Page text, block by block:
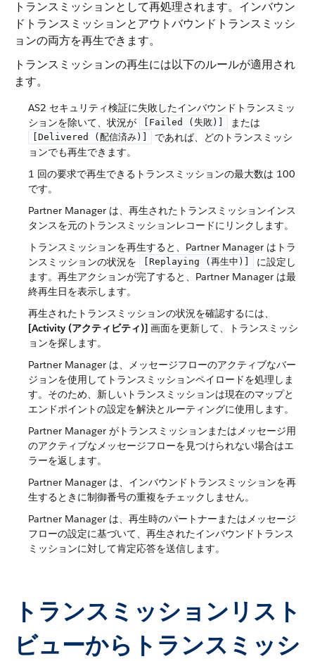
トランスミッションとして再処理されます。インバウン
ドトランスミッションとアウトバウンドトランスミッシ
ョンの両方を再生できます。
トランスミッションの再生には以下のルールが適用され
ます。
AS2 セキュリティ検証に失敗したインバウンドトランスミッ
ションを除いて、状況が ​
[Failed (失敗)] ​ または ​
[Delivered (配信済み)]
​ であれば、どのトランスミッシ
ョンでも再生できます。
1 回の要求で再生できるトランスミッションの最大数は 100
です。
Partner Manager は、再生されたトランスミッションインス
タンスを元のトランスミッションレコードにリンクします。
トランスミッションを再生すると、Partner Manager はトラ
ンスミッションの状況を ​
[Replaying (再生中)]
​ に設定し
ます。再生アクションが完了すると、Partner Manager は最
終再生日を表示します。
再生されたトランスミッションの状況を確認するには、​
[Activity (アクティビティ)] ​ 画面を更新して、トランスミッシ
ョンを探します。
Partner Manager は、メッセージフローのアクティブなバー
ジョンを使用してトランスミッションペイロードを処理しま
す。そのため、新しいトランスミッションは現在のマップと
エンドポイントの設定を解決とルーティングに使用します。
Partner Manager がトランスミッションまたはメッセージ用
のアクティブなメッセージフローを見つけられない場合はエ
ラーを返します。
Partner Manager は、インバウンドトランスミッションを再
生するときに制御番号の重複をチェックしません。
Partner Manager は、再生時のパートナーまたはメッセージ
フローの設定に基づいて、再生されたインバウンドトランス
ミッションに対して肯定応答を送信します。
トランスミッションリスト
ビューからトランスミッシ